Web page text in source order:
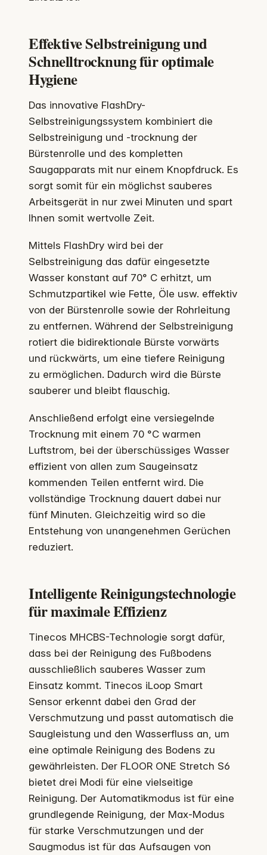
Effektive Selbstreinigung und
Schnelltrocknung für optimale
Hygiene
Das innovative FlashDry-
Selbstreinigungssystem kombiniert die
Selbstreinigung und -trocknung der
Bürstenrolle und des kompletten
Saugapparats mit nur einem Knopfdruck. Es
sorgt somit für ein möglichst sauberes
Arbeitsgerät in nur zwei Minuten und spart
Ihnen somit wertvolle Zeit.
Mittels FlashDry wird bei der
Selbstreinigung das dafür eingesetzte
Wasser konstant auf 70° C erhitzt, um
Schmutzpartikel wie Fette, Öle usw. effektiv
von der Bürstenrolle sowie der Rohrleitung
zu entfernen. Während der Selbstreinigung
rotiert die bidirektionale Bürste vorwärts
und rückwärts, um eine tiefere Reinigung
zu ermöglichen. Dadurch wird die Bürste
sauberer und bleibt flauschig.
Anschließend erfolgt eine versiegelnde
Trocknung mit einem 70 °C warmen
Luftstrom, bei der überschüssiges Wasser
effizient von allen zum Saugeinsatz
kommenden Teilen entfernt wird. Die
vollständige Trocknung dauert dabei nur
fünf Minuten. Gleichzeitig wird so die
Entstehung von unangenehmen Gerüchen
reduziert.
Intelligente Reinigungstechnologie
für maximale Effizienz
Tinecos MHCBS-Technologie sorgt dafür,
dass bei der Reinigung des Fußbodens
ausschließlich sauberes Wasser zum
Einsatz kommt. Tinecos iLoop Smart
Sensor erkennt dabei den Grad der
Verschmutzung und passt automatisch die
Saugleistung und den Wasserfluss an, um
eine optimale Reinigung des Bodens zu
gewährleisten. Der FLOOR ONE Stretch S6
bietet drei Modi für eine vielseitige
Reinigung. Der Automatikmodus ist für eine
grundlegende Reinigung, der Max-Modus
für starke Verschmutzungen und der
Saugmodus ist für das Aufsaugen von